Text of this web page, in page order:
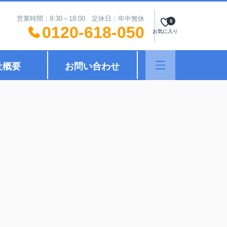
営業時間：9:30～18:00 定休日：年中無休
0120-618-050 お気に入り
0
概要 お問い合わせ